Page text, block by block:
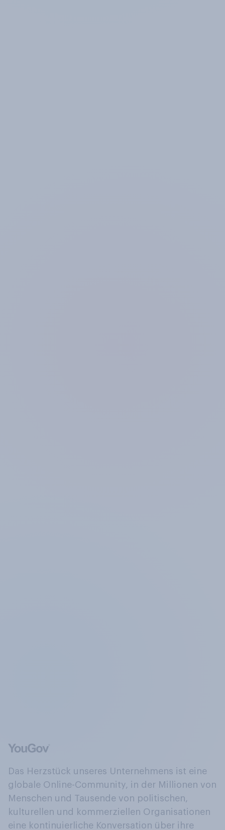
Das Herzstück unseres Unternehmens ist eine
globale Online-Community, in der Millionen von
Menschen und Tausende von politischen,
kulturellen und kommerziellen Organisationen
eine kontinuierliche Konversation über ihre